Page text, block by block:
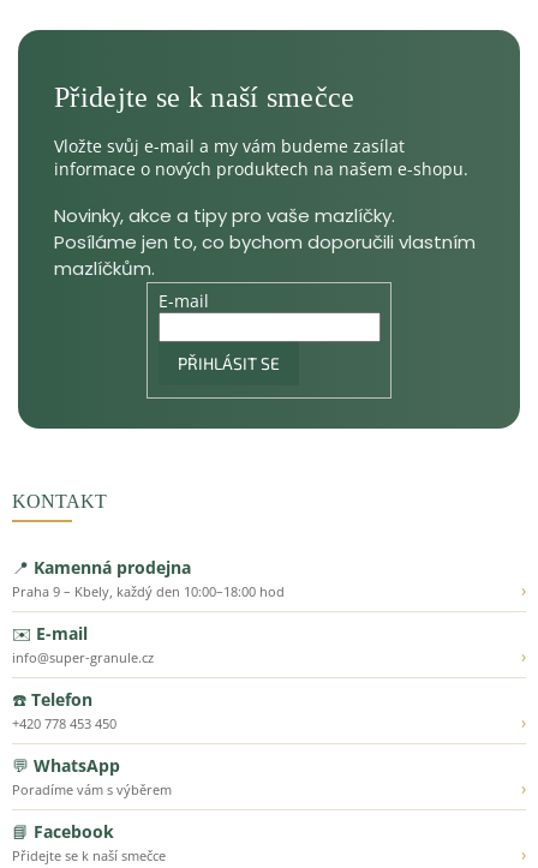
Vložte svůj e-mail a my vám budeme zasílat
informace o nových produktech na našem e-shopu.
E-mail
PŘIHLÁSIT SE
KONTAKT
📍 Kamenná prodejna
Praha 9 – Kbely, každý den 10:00–18:00 hod
›
✉️ E-mail
info@super-granule.cz
›
☎️ Telefon
+420 778 453 450
›
💬 WhatsApp
Poradíme vám s výběrem
›
📘 Facebook
Přidejte se k naší smečce
›